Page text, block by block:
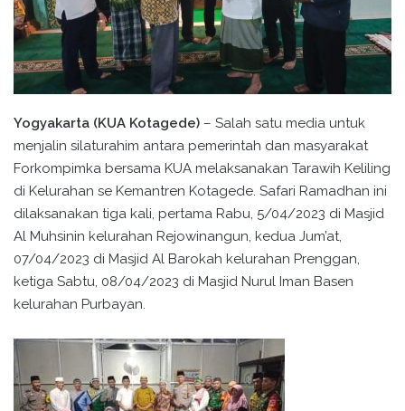
Yogyakarta (KUA Kotagede) – Salah satu media untuk
menjalin silaturahim antara pemerintah dan masyarakat
Forkompimka bersama KUA melaksanakan Tarawih Keliling
di Kelurahan se Kemantren Kotagede. Safari Ramadhan ini
dilaksanakan tiga kali, pertama Rabu, 5/04/2023 di Masjid
Al Muhsinin kelurahan Rejowinangun, kedua Jum’at,
07/04/2023 di Masjid Al Barokah kelurahan Prenggan,
ketiga Sabtu, 08/04/2023 di Masjid Nurul Iman Basen
kelurahan Purbayan.